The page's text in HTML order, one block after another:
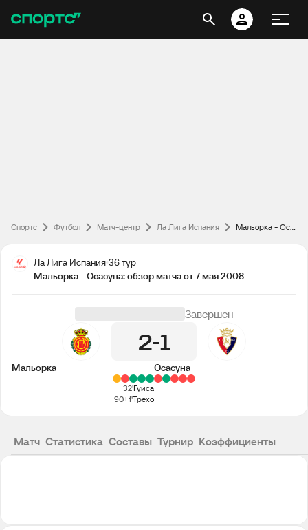
Спортс Футбол Матч-центр Ла Лига Испания Мальорка - Осасуна: обзор матча от 7 мая 2008
Ла Лига Испания 36 тур
Мальорка - Осасуна: обзор матча от 7 мая 2008
Завершен
2 1
Мальорка Осасуна
32'Гуиса
90+1'Трехо
Матч Статистика Составы Турнир Коэффициенты